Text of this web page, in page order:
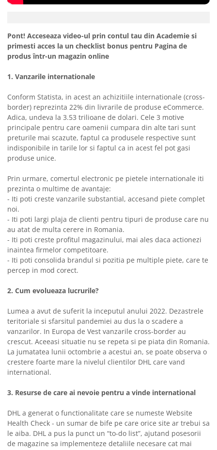
Pont! Acceseaza video-ul prin contul tau din Academie si
primesti acces la un checklist bonus pentru Pagina de
produs într-un magazin online
1. Vanzarile internationale
Conform Statista, in acest an achizitiile internationale (cross-
border) reprezinta 22% din livrarile de produse eCommerce.
Adica, undeva la 3.53 trilioane de dolari. Cele 3 motive
principale pentru care oamenii cumpara din alte tari sunt
preturile mai scazute, faptul ca produsele respective sunt
indisponibile in tarile lor si faptul ca in acest fel pot gasi
produse unice.
Prin urmare, comertul electronic pe pietele internationale iti
prezinta o multime de avantaje:
- Iti poti creste vanzarile substantial, accesand piete complet
noi.
- Iti poti largi plaja de clienti pentru tipuri de produse care nu
au atat de multa cerere in Romania.
- Iti poti creste profitul magazinului, mai ales daca actionezi
inaintea firmelor competitoare.
- Iti poti consolida brandul si pozitia pe multiple piete, care te
percep in mod corect.
2. Cum evolueaza lucrurile?
Lumea a avut de suferit la inceputul anului 2022. Dezastrele
teritoriale si sfarsitul pandemiei au dus la o scadere a
vanzarilor. In Europa de Vest vanzarile cross-border au
crescut. Aceeasi situatie nu se repeta si pe piata din Romania.
La jumatatea lunii octombrie a acestui an, se poate observa o
crestere foarte mare la nivelul clientilor DHL care vand
international.
3. Resurse de care ai nevoie pentru a vinde international
DHL a generat o functionalitate care se numeste Website
Health Check - un sumar de bife pe care orice site ar trebui sa
le aiba. DHL a pus la punct un “to-do list”, ajutand posesorii
de magazine sa implementeze detaliile necesare cat mai